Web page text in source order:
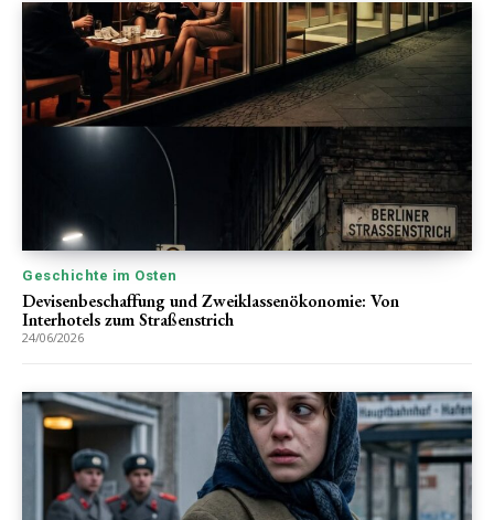
Geschichte im Osten
Devisenbeschaffung und Zweiklassenökonomie: Von
Interhotels zum Straßenstrich
24/06/2026